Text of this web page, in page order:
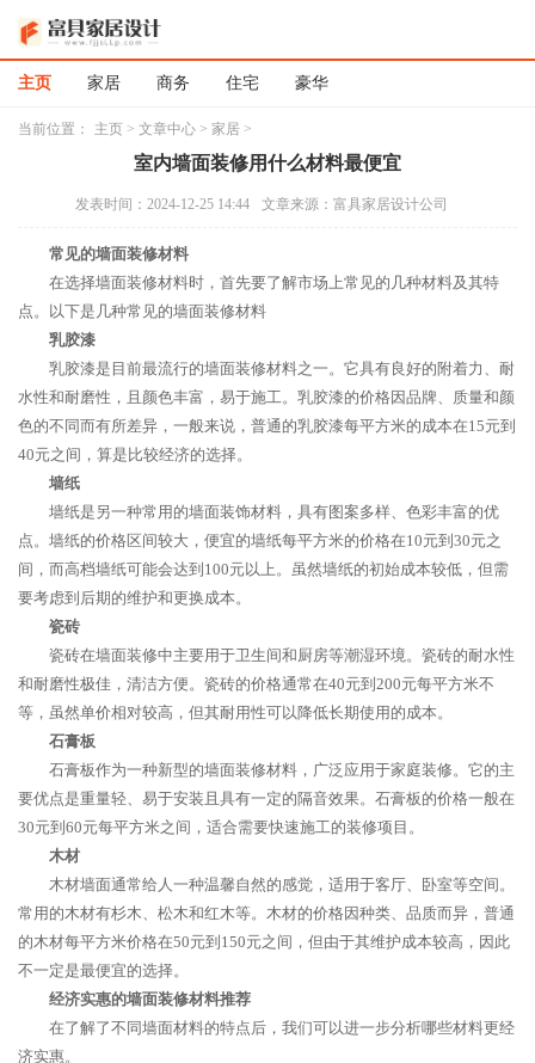
主页 家居 商务 住宅 豪华
当前位置： 主页 > 文章中心 > 家居 >
室内墙面装修用什么材料最便宜
发表时间：2024-12-25 14:44 文章来源：富具家居设计公司
常见的墙面装修材料
在选择墙面装修材料时，首先要了解市场上常见的几种材料及其特
点。以下是几种常见的墙面装修材料
乳胶漆
乳胶漆是目前最流行的墙面装修材料之一。它具有良好的附着力、耐
水性和耐磨性，且颜色丰富，易于施工。乳胶漆的价格因品牌、质量和颜
色的不同而有所差异，一般来说，普通的乳胶漆每平方米的成本在15元到
40元之间，算是比较经济的选择。
墙纸
墙纸是另一种常用的墙面装饰材料，具有图案多样、色彩丰富的优
点。墙纸的价格区间较大，便宜的墙纸每平方米的价格在10元到30元之
间，而高档墙纸可能会达到100元以上。虽然墙纸的初始成本较低，但需
要考虑到后期的维护和更换成本。
瓷砖
瓷砖在墙面装修中主要用于卫生间和厨房等潮湿环境。瓷砖的耐水性
和耐磨性极佳，清洁方便。瓷砖的价格通常在40元到200元每平方米不
等，虽然单价相对较高，但其耐用性可以降低长期使用的成本。
石膏板
石膏板作为一种新型的墙面装修材料，广泛应用于家庭装修。它的主
要优点是重量轻、易于安装且具有一定的隔音效果。石膏板的价格一般在
30元到60元每平方米之间，适合需要快速施工的装修项目。
木材
木材墙面通常给人一种温馨自然的感觉，适用于客厅、卧室等空间。
常用的木材有杉木、松木和红木等。木材的价格因种类、品质而异，普通
的木材每平方米价格在50元到150元之间，但由于其维护成本较高，因此
不一定是最便宜的选择。
经济实惠的墙面装修材料推荐
在了解了不同墙面材料的特点后，我们可以进一步分析哪些材料更经
济实惠。